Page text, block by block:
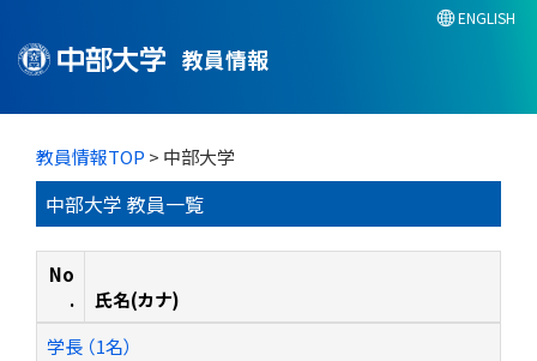
教員情報
ENGLISH
教員情報TOP > 中部大学
中部大学 教員一覧
No
.
氏名(カナ)
学長 （1名）